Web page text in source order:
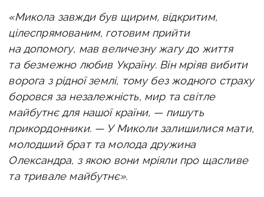
«Микола завжди був щирим, відкритим,
цілеспрямованим, готовим прийти
на допомогу, мав величезну жагу до життя
та безмежно любив Україну. Він мріяв вибити
ворога з рідної землі, тому без жодного страху
боровся за незалежність, мир та світле
майбутнє для нашої країни, — пишуть
прикордонники. — У Миколи залишилися мати,
молодший брат та молода дружина
Олександра, з якою вони мріяли про щасливе
та тривале майбутнє».